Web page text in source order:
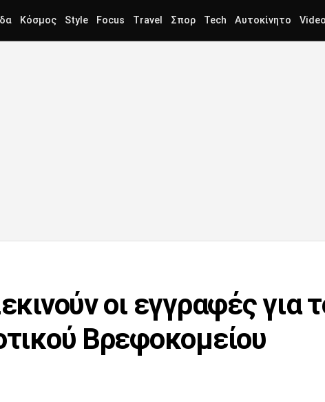
Κόσμος Style Focus Travel Σπορ Tech Αυτοκίνητο Video
οι εγγραφές για
Βρεφοκομείου